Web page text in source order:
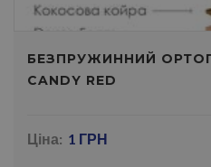
БЕЗПРУЖИННИЙ
CANDY RED
Ціна: 1 ГРН